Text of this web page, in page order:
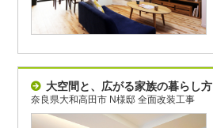
大空間と、広がる家族の暮らし方
奈良県大和高田市 N様邸 全面改装工事